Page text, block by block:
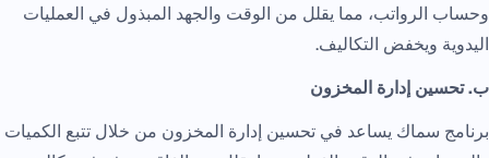
وحساب الرواتب، مما يقلل من الوقت والجهد المبذول في العمليات
اليدوية ويخفض التكاليف.
ب. تحسين إدارة المخزون
برنامج سماك يساعد في تحسين إدارة المخزون من خلال تتبع الكميات